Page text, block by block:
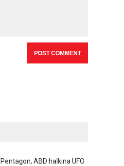
Pentagon, ABD halkına UFO